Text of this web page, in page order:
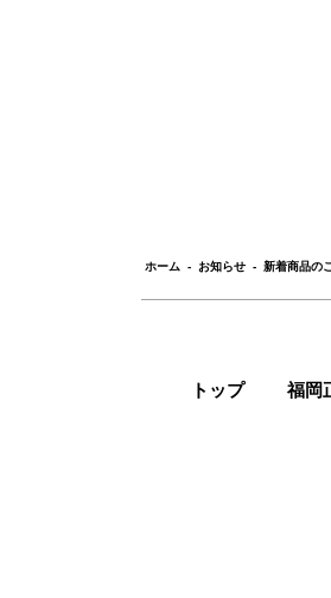
ホーム - お知らせ - 新着商品の
トップ 福岡